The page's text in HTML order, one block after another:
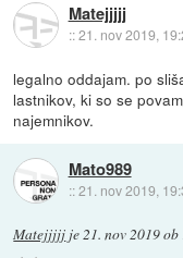
Matejjjjj
::21. nov 2019,
legalno oddajam. po
lastnikov, ki so se
najemnikov.
Mato989
::21. nov 2019,
Matejjjjj je21. nov 2019